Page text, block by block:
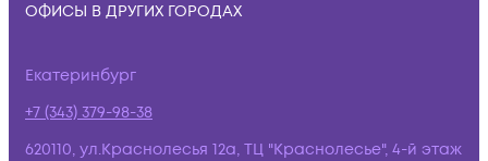
ОФИСЫ В ДРУГИХ ГОРОДАХ
Екатеринбург
+7 (343) 379-98-38
620110, ул.Краснолесья 12а, ТЦ "Краснолесье", 4-й этаж